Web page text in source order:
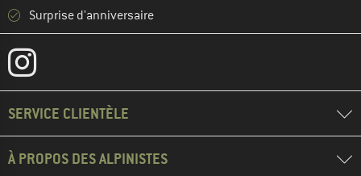
Surprise d'anniversaire
SERVICE CLIENTÈLE
À PROPOS DES ALPINISTES